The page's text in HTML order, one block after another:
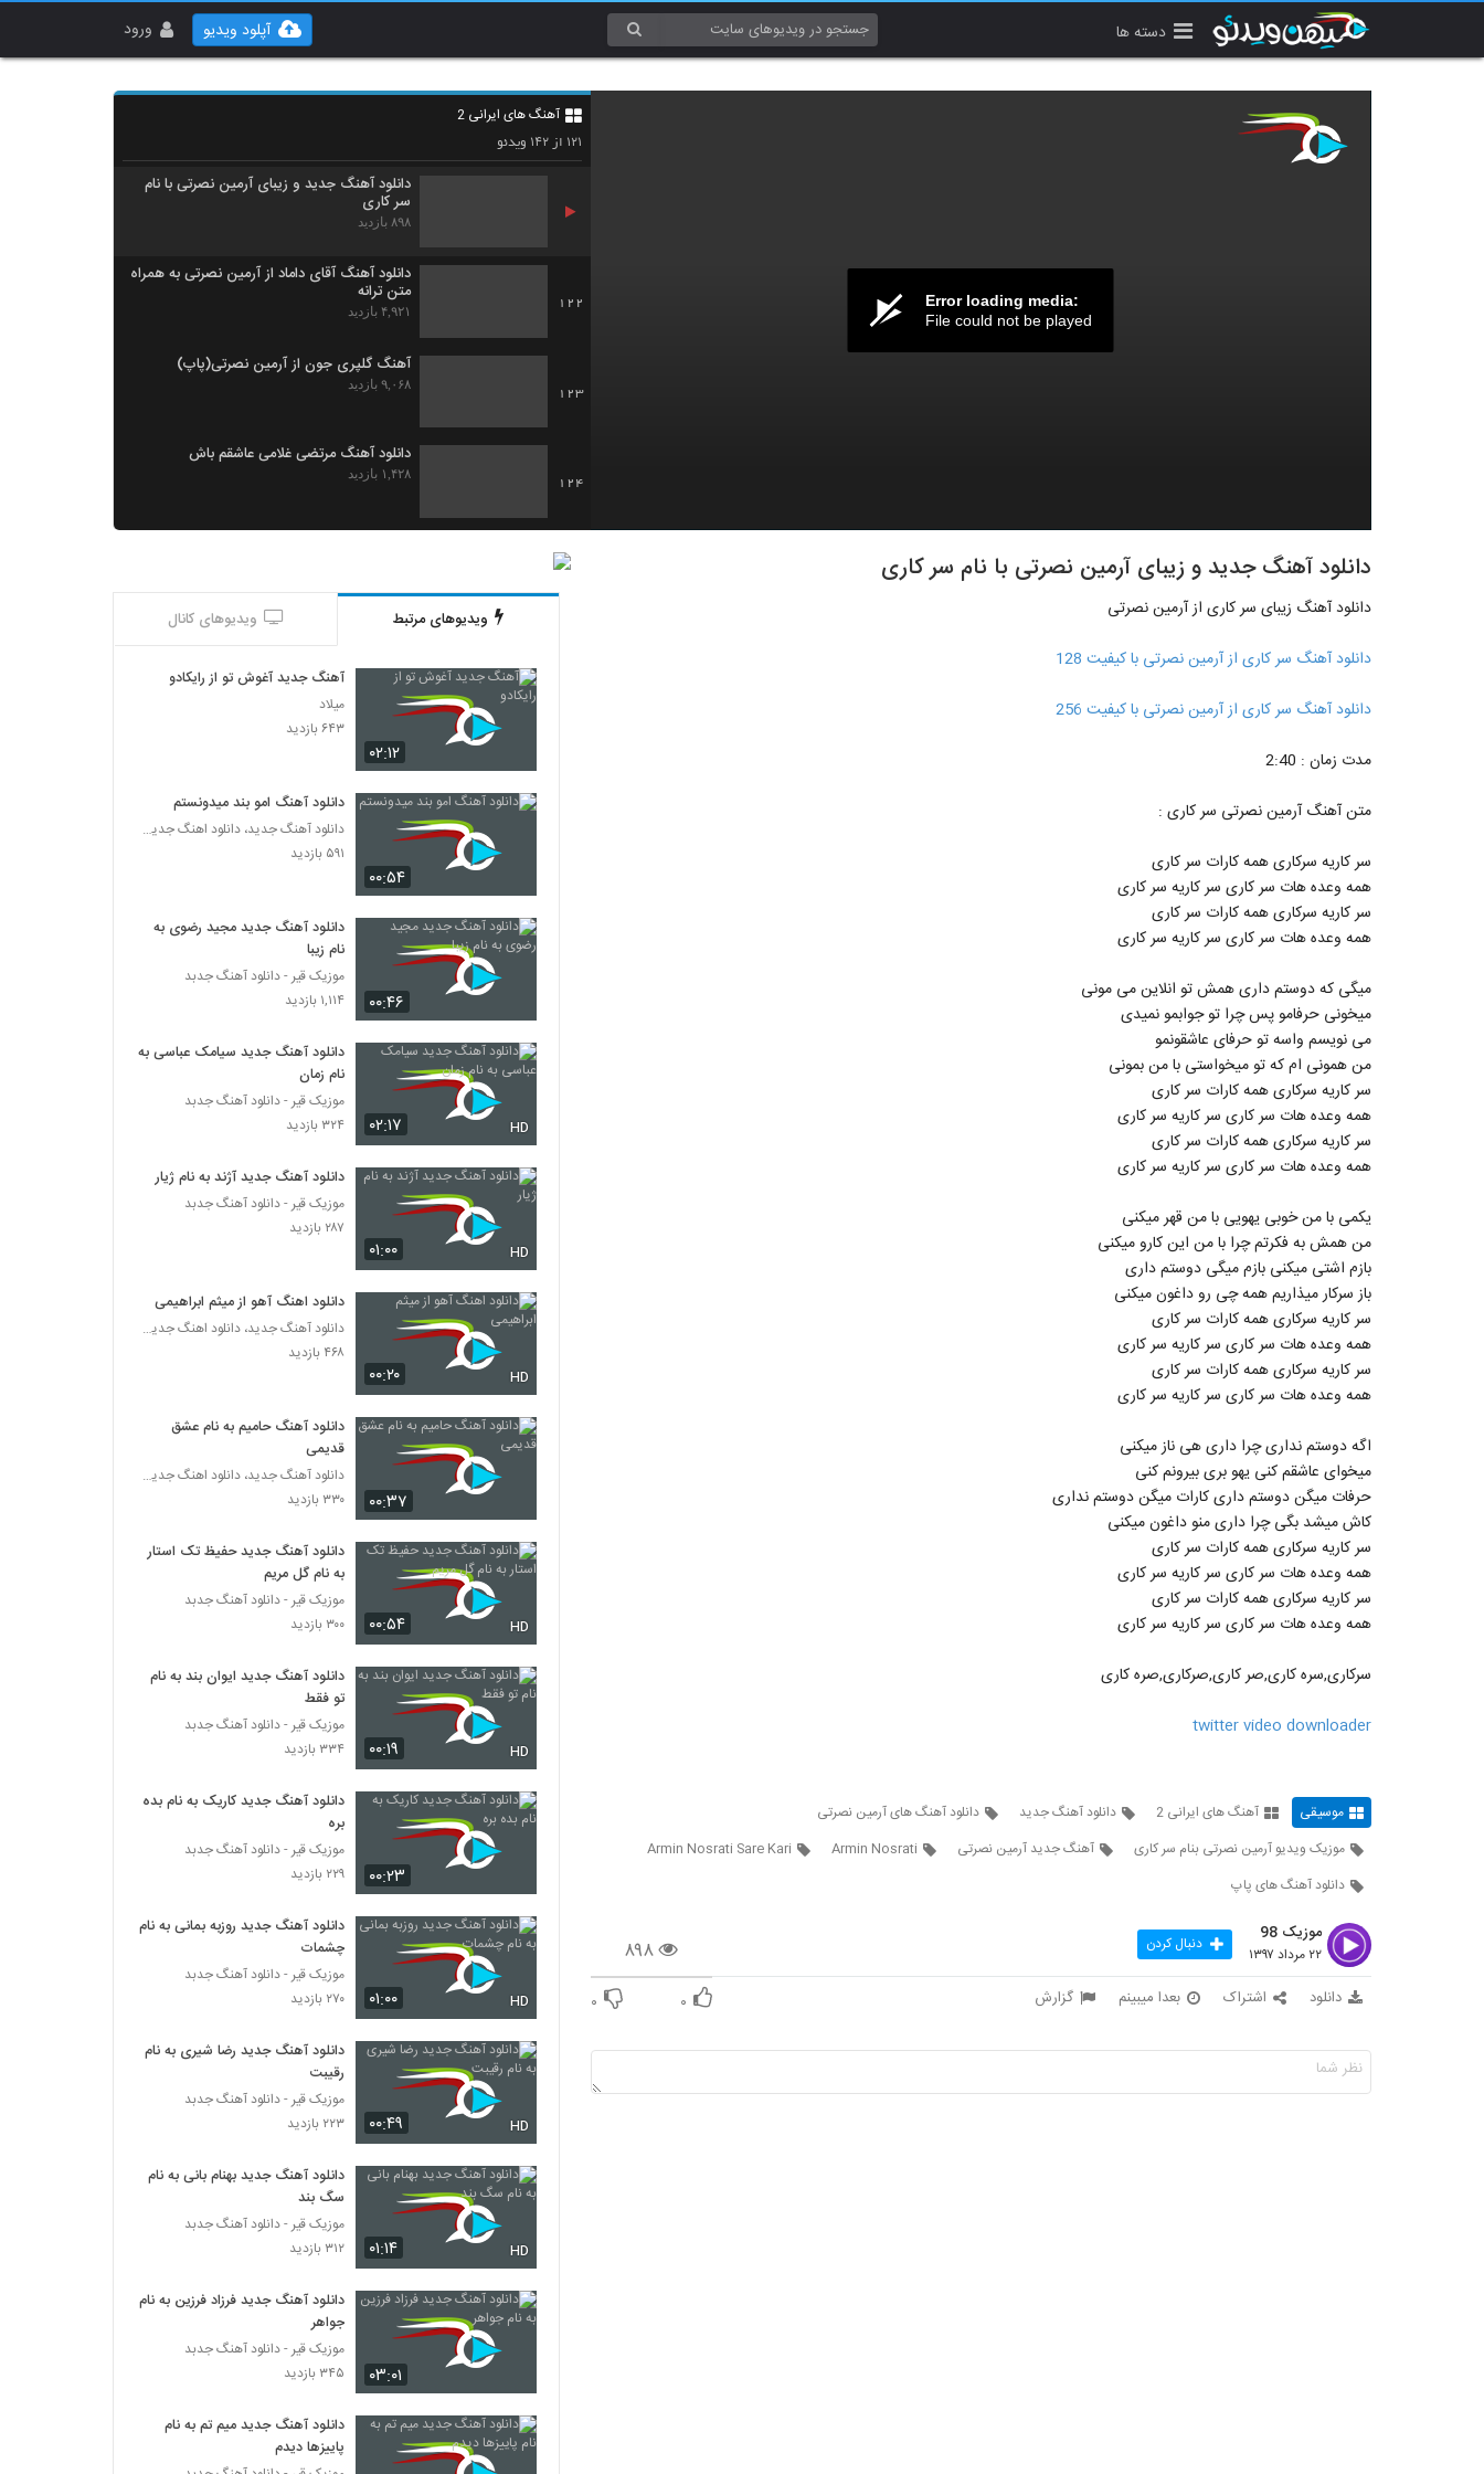
دسته ها ورود آپلود ویدیو
Error loading media:
File could not be played
آهنگ های ایرانی 2
۱۲۱ از ۱۴۲ ویدئو
120
دانلود آهنگ جدید و زیبای علیرضا آذر با نام آلبوم
دانلود آهنگ جدید و زیبای آرمین نصرتی با نام
سر کاری
۸۹۸ بازدید
122
دانلود آهنگ آقای داماد از آرمین نصرتی به همراه
متن ترانه
۴,۹۲۱ بازدید
123
آهنگ گلپری جون از آرمین نصرتی(پاپ)
۹,۰۶۸ بازدید
124
دانلود آهنگ مرتضی غلامی عاشقم باش
۱,۴۲۸ بازدید
125
Mahan Bahramkhan Ravanparish
دانلود آهنگ مهدی ماهان جادوی چشمات
(Mehdi Mahan Jadooye Cheshmat)
۱,۳۹۶ بازدید
دانلود آهنگ دنیای خیالی از ناصر صدر
۸۳۶ بازدید
۶۱۶ بازدید
آهنگ فکر تو از محسن یگانه(پاپ)
۱,۸۵۲ بازدید
آهنگ مهدی احمدوند بنام دیوار
دانلود آهنگ مصطفی پاشایی فقط عشق
۱,۰۱۵ بازدید
دانلود آهنگ محمدرضا شعبان زاده اینجوری
۲,۲۳۹ بازدید
آهنگ مهدی مدرس بنام دیوونه بازی
۸۹۲ بازدید
موزیک زیبای اسمشو چی بزارم از یوسف زمانی
۲,۱۰۱ بازدید
(رمیکس) (Hamid Asghari Doret
Begardam Remix)
۲,۴۰۶ بازدید
دانلود آهنگ جدید و زیبای فرشاد آزادی با نام
دستی دستی
MOMO Tavalod Remix)
۶,۰۷۴ بازدید
آهنگ باشه از مجید اصلاحی(پاپ)
۱,۲۵۳ بازدید
دانلود آهنگ فاتح نورایی عزیزم چته
۱,۰۸۹ بازدید
دانلود آهنگ هوروش بند خستم (Hoorosh
Band Khaastam)
۱,۷۰۸ بازدید
دانلود آهنگ وحید یگانه سن منیم سن
دانلود آهنگ جدید و زیبای آرمین نصرتی با نام سر کاری
دانلود آهنگ زیبای سر کاری از آرمین نصرتی
دانلود آهنگ سر کاری از آرمین نصرتی با کیفیت 128
دانلود آهنگ سر کاری از آرمین نصرتی با کیفیت 256
مدت زمان : 2:40
متن آهنگ آرمین نصرتی سر کاری :
سر کاریه سرکاری همه کارات سر کاری
همه وعده هات سر کاری سر کاریه سر کاری
سر کاریه سرکاری همه کارات سر کاری
همه وعده هات سر کاری سر کاریه سر کاری
میگی که دوستم داری همش تو انلاین می مونی
میخونی حرفامو پس چرا تو جوابمو نمیدی
می نویسم واسه تو حرفای عاشقونمو
من همونی ام که تو میخواستی با من بمونی
سر کاریه سرکاری همه کارات سر کاری
همه وعده هات سر کاری سر کاریه سر کاری
سر کاریه سرکاری همه کارات سر کاری
همه وعده هات سر کاری سر کاریه سر کاری
یکمی با من خوبی یهویی با من قهر میکنی
من همش به فکرتم چرا با من این کارو میکنی
بازم اشتی میکنی بازم میگی دوستم داری
باز سرکار میذاریم همه چی رو داغون میکنی
سر کاریه سرکاری همه کارات سر کاری
همه وعده هات سر کاری سر کاریه سر کاری
سر کاریه سرکاری همه کارات سر کاری
همه وعده هات سر کاری سر کاریه سر کاری
اگه دوستم نداری چرا داری هی ناز میکنی
میخوای عاشقم کنی یهو بری بیرونم کنی
حرفات میگن دوستم داری کارات میگن دوستم نداری
کاش میشد بگی چرا داری منو داغون میکنی
سر کاریه سرکاری همه کارات سر کاری
همه وعده هات سر کاری سر کاریه سر کاری
سر کاریه سرکاری همه کارات سر کاری
همه وعده هات سر کاری سر کاریه سر کاری
سرکاری,سره کاری,صر کاری,صرکاری,صره کاری
twitter video downloader
موسیقی آهنگ های ایرانی 2 دانلود آهنگ جدید
دانلود آهنگ های آرمین نصرتی
موزیک ویدیو آرمین نصرتی بنام سر کاری
آهنگ جدید آرمین نصرتی Armin Nosrati
Armin Nosrati Sare Kari
دانلود آهنگ های پاپ
۸۹۸
موزیک 98
۲۲ مرداد ۱۳۹۷ دنبال کردن
دانلود اشتراک بعدا میبینم گزارش ۰ ۰
ویدیوهای مرتبط ویدیوهای کانال
۰۲:۱۲
آهنگ جدید آغوش تو از رایکادو
میلاد
۶۴۳ بازدید
۰۰:۵۴
دانلود آهنگ امو بند میدونستم
دانلود آهنگ جدید، دانلود اهنگ جدید ایرانی
۵۹۱ بازدید
۰۰:۴۶
دانلود آهنگ جدید مجید رضوی به
نام زیبا
موزیک قیر - دانلود آهنگ جدبد
۱,۱۱۴ بازدید
۰۲:۱۷ HD
دانلود آهنگ جدید سیامک عباسی به
نام زمان
موزیک قیر - دانلود آهنگ جدبد
۳۲۴ بازدید
۰۱:۰۰ HD
دانلود آهنگ جدید آژند به نام ژیار
موزیک قیر - دانلود آهنگ جدبد
۲۸۷ بازدید
۰۰:۲۰ HD
دانلود اهنگ آهو از میثم ابراهیمی
دانلود آهنگ جدید، دانلود اهنگ جدید ایرانی
۴۶۸ بازدید
۰۰:۳۷
دانلود آهنگ حامیم به نام عشق
قدیمی
دانلود آهنگ جدید، دانلود اهنگ جدید ایرانی
۳۳۰ بازدید
۰۰:۵۴ HD
دانلود آهنگ جدید حفیظ تک استار
به نام گل مریم
موزیک قیر - دانلود آهنگ جدبد
۳۰۰ بازدید
۰۰:۱۹ HD
دانلود آهنگ جدید ایوان بند به نام
تو فقط
موزیک قیر - دانلود آهنگ جدبد
۳۳۴ بازدید
۰۰:۲۳
دانلود آهنگ جدید کاریک به نام بده
بره
موزیک قیر - دانلود آهنگ جدبد
۲۲۹ بازدید
۰۱:۰۰ HD
دانلود آهنگ جدید روزبه بمانی به نام
چشمات
موزیک قیر - دانلود آهنگ جدبد
۲۷۰ بازدید
۰۰:۴۹ HD
دانلود آهنگ جدید رضا شیری به نام
رقیبت
موزیک قیر - دانلود آهنگ جدبد
۲۲۳ بازدید
۰۱:۱۴ HD
دانلود آهنگ جدید بهنام بانی به نام
سگ بند
موزیک قیر - دانلود آهنگ جدبد
۳۱۲ بازدید
۰۳:۰۱
دانلود آهنگ جدید فرزاد فرزین به نام
جواهر
موزیک قیر - دانلود آهنگ جدبد
۳۴۵ بازدید
دانلود آهنگ جدید میم تم به نام
پاییزها دیدم